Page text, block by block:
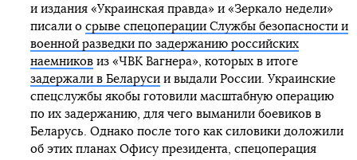
и издания «Украинская правда» и «Зеркало недели»
писали о срыве спецоперации Службы безопасности и
военной разведки по задержанию российских
наемниковиз «ЧВК Вагнера», которых в итоге
задержали в Беларусии выдали России. Украинские
спецслужбы якобы готовили масштабную операцию
по их задержанию, для чего выманили боевиков в
Беларусь. Однако после того как силовики доложили
об этих планах Офису президента, спецоперация